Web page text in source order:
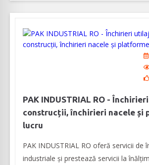
PAK INDUSTRIAL RO -
construcții, închirieri nacele și
lucru
PAK INDUSTRIAL RO oferă servicii de
industriale și prestează servicii la